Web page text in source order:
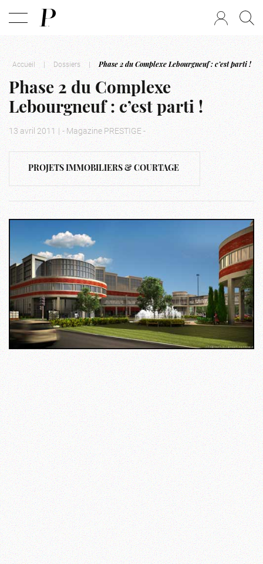
Accueil | Dossiers | Phase 2 du Complexe Lebourgneuf : c’est parti !
Phase 2 du Complexe
Lebourgneuf : c’est parti !
13 avril 2011 | - Magazine PRESTIGE -
PROJETS IMMOBILIERS & COURTAGE